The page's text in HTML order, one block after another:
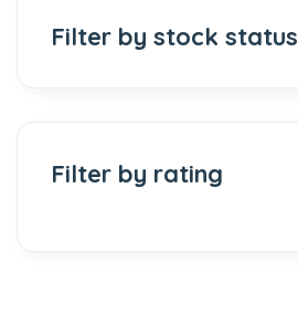
Filter by stock status
Filter by rating